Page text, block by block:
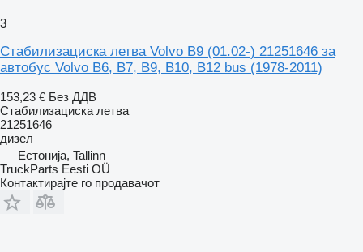
3
Стабилизациска летва Volvo B9 (01.02-) 21251646 за
автобус Volvo B6, B7, B9, B10, B12 bus (1978-2011)
153,23 € Без ДДВ
Стабилизациска летва
21251646
дизел
Естонија, Tallinn
TruckParts Eesti OÜ
Контактирајте го продавачот